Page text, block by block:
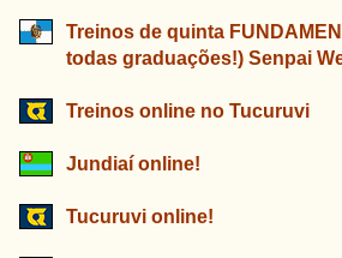
Treinos de quinta
todas graduações!) Senpai
Treinos online no Tucuruvi
Jundiaí online!
Tucuruvi online!